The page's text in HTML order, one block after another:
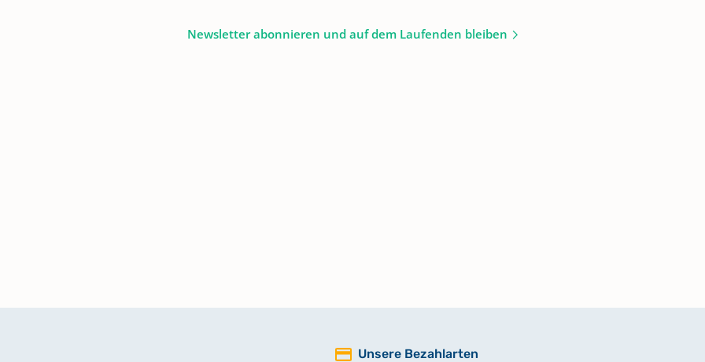
Newsletter abonnieren und auf dem Laufenden bleiben
Unsere Bezahlarten